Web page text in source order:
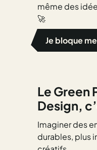
même des
🚀
Je bloque
Le Green
Design,
Imaginer des
durables, plus